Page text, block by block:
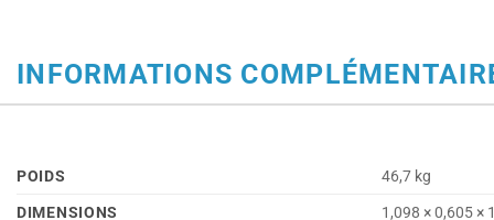
INFORMATIONS
POIDS 46,7 kg
DIMENSIONS 1,098 × 0,605 ×